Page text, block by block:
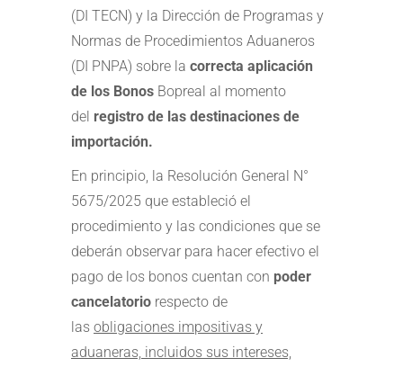
(DI TECN) y la Dirección de Programas y
Normas de Procedimientos Aduaneros
(DI PNPA) sobre la correcta aplicación
de los Bonos Bopreal al momento
del registro de las destinaciones de
importación.
En principio, la Resolución General N°
5675/2025 que estableció el
procedimiento y las condiciones que se
deberán observar para hacer efectivo el
pago de los bonos cuentan con poder
cancelatorio respecto de
las obligaciones impositivas y
aduaneras, incluidos sus intereses,